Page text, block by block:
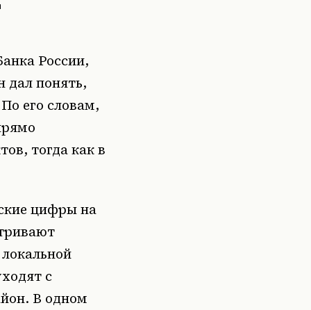
России,
дал понять,
его словам,
тогда как в
цифры на
с
В одном